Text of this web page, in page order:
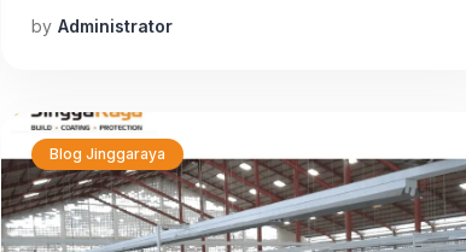
kebutuhan utama bagi banyak masyarakat.
Salah satu aspek penting dalam pembangunan
Bandung semakin diminati karena kualitas dan
kehandalan pelaksanaannya. Lantai yang
bagus tidak hanya sekadar dicor saja, tapi lebih
[…]
by Administrator
Blog Jinggaraya